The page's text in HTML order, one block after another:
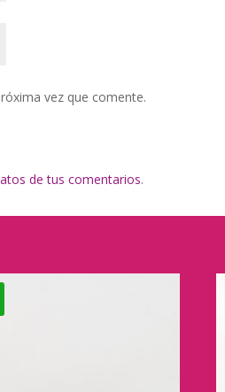
vez que comente.
de tus comentarios.